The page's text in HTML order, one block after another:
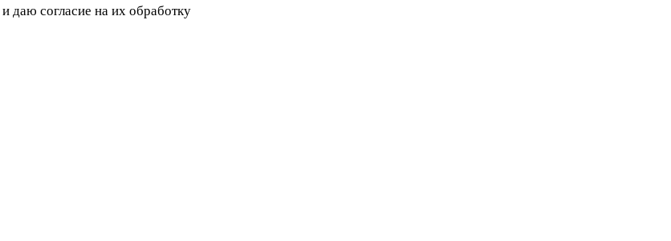
и даю согласие на их обработку